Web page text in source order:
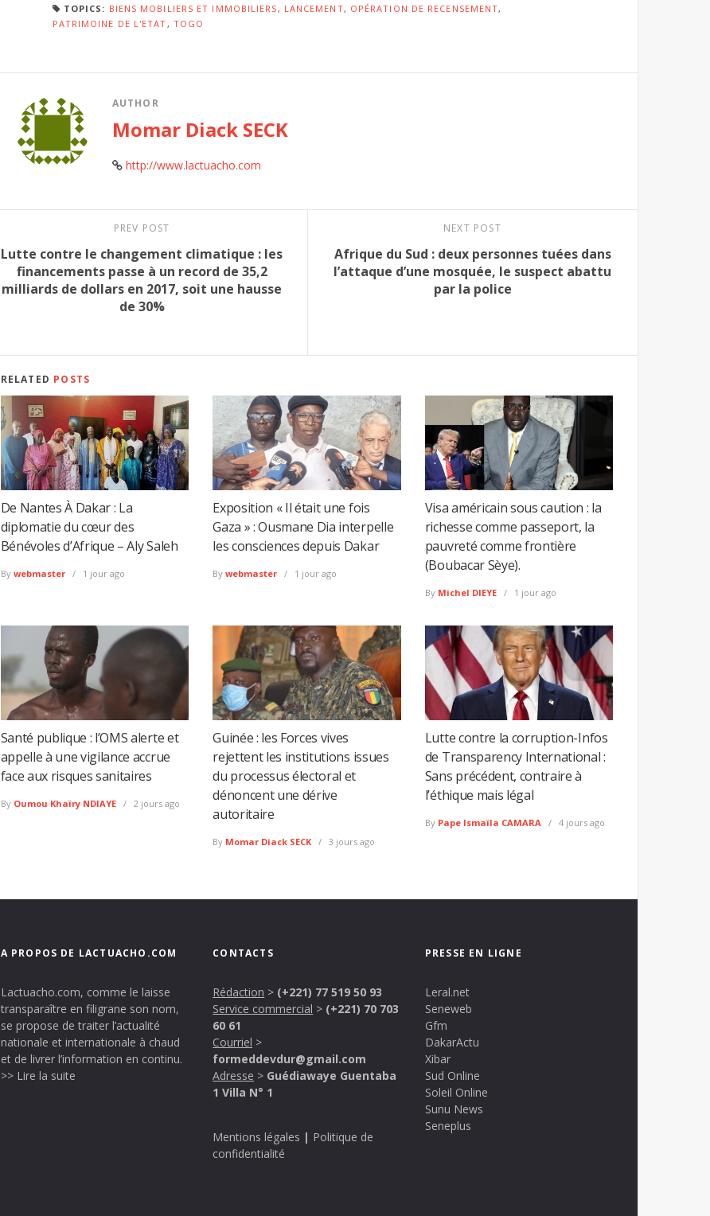
TOPICS: BIENS MOBILIERS ET IMMOBILIERS, LANCEMENT, OPÉRATION DE RECENSEMENT,
PATRIMOINE DE L'ETAT, TOGO
AUTHOR
Momar Diack SECK
http://www.lactuacho.com
PREV POST
Lutte contre le changement climatique : les
financements passe à un record de 35,2
milliards de dollars en 2017, soit une hausse
de 30%
NEXT POST
Afrique du Sud : deux personnes tuées dans
l’attaque d’une mosquée, le suspect abattu
par la police
RELATED POSTS
De Nantes À Dakar : La
diplomatie du cœur des
Bénévoles d’Afrique – Aly Saleh
By webmaster 1 jour ago
Exposition « Il était une fois
Gaza » : Ousmane Dia interpelle
les consciences depuis Dakar
Bywebmaster 1 jour ago
Visa américain sous caution : la
richesse comme passeport, la
pauvreté comme frontière
(Boubacar Sèye).
By Michel DIEYE 1 jour ago
Santé publique : l’OMS alerte et
appelle à une vigilance accrue
face aux risques sanitaires
By Oumou Khaïry NDIAYE 2 jours ago
Guinée : les Forces vives
rejettent les institutions issues
du processus électoral et
dénoncent une dérive
autoritaire
By Momar Diack SECK 3 jours ago
Lutte contre la corruption-Infos
de Transparency International :
Sans précédent, contraire à
l’éthique mais légal
By Pape Ismaïla CAMARA 4 jours ago
A PROPOS DE LACTUACHO.COM
Lactuacho.com, comme le laisse
transparaître en filigrane son nom,
se propose de traiter l’actualité
nationale et internationale à chaud
et de livrer l’information en continu.
>> Lire la suite
CONTACTS
Rédaction > (+221) 77 519 50 93
Service commercial > (+221) 70 703
60 61
Courriel >
formeddevdur@gmail.com
Adresse > Guédiawaye Guentaba
1 Villa N° 1
Mentions légales | Politique de
confidentialité
PRESSE EN LIGNE
Leral.net
Seneweb
Gfm
DakarActu
Xibar
Sud Online
Soleil Online
Sunu News
Seneplus